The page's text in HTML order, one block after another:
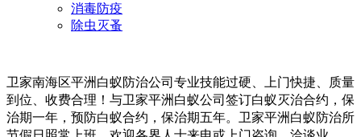
消毒防疫
除虫灭蚤
卫家南海区平洲白蚁防治公司专业技能过硬、上门快捷、质量
到位、收费合理！ 与卫家平洲白蚁公司签订白蚁灭治合约，保
治期一年，预防白蚁合约，保治期五年。卫家平洲白蚁防治所